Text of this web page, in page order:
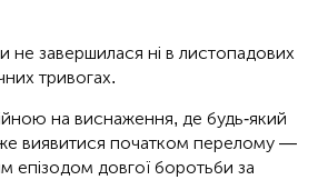
не завершилася ні в листопадових
тривогах.
на виснаження, де будь-який
виявитися початком перелому —
епізодом довгої боротьби за